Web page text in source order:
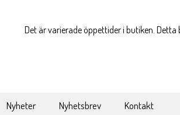
Det är varierade öppettider i butiken.
Nyheter Nyhetsbrev Kontakt